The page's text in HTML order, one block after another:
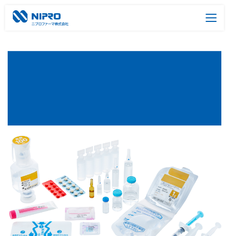
医薬品に関する情報
医療用医薬品 一般用医薬品
日本語 English
採用情報
企業情報
お問い合わせ